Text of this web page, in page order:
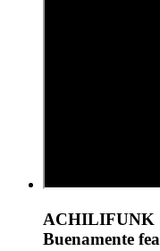
ACHILIFUNK
Buenamente